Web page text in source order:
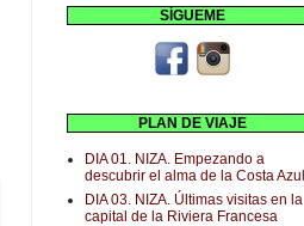
SÍGUEME
PLAN DE VIAJE
DIA 01. NIZA. Empezando a
descubrir el alma de la Costa Azul
DIA 03. NIZA. Últimas visitas en la
capital de la Riviera Francesa